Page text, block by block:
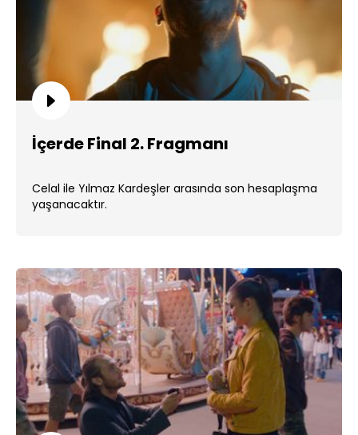
İçerde Final 2. Fragmanı
Celal ile Yılmaz Kardeşler arasında son hesaplaşma
yaşanacaktır.